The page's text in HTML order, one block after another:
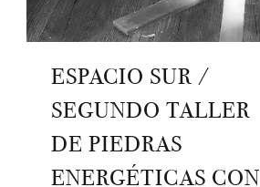
ESPACIO SUR /
SEGUNDO TALLER
DE PIEDRAS
ENERGÉTICAS CON